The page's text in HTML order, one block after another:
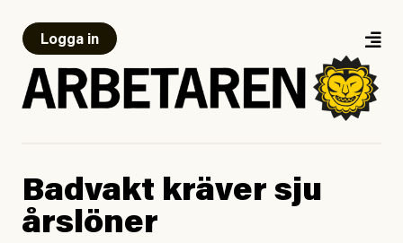
Logga in
Badvakt kräver sju
årslöner